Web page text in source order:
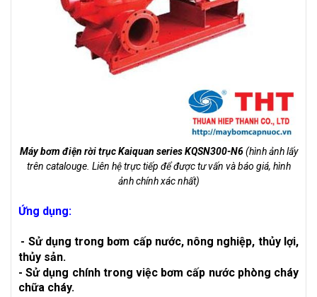
Máy bơm điện rời trục Kaiquan series KQSN300-N6(hình ảnh lấy
trên catalouge. Liên hệ trực tiếp để được tư vấn và báo giá, hình
ảnh chính xác nhất)
Ứng dụng:
- Sử dụng trong bơm cấp nước, nông nghiệp, thủy lợi,
thủy sản.
- Sử dụng chính trong việc bơm cấp nước phòng cháy
chữa cháy.